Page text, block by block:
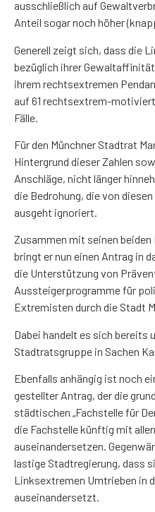
ausschließlich auf
Anteil sogar noch höher
Generell zeigt sich, dass die
bezüglich ihrer
ihrem rechtsextremen
auf 61 rechtsextrem-
Fälle.
Für den Münchner Stadtrat
Hintergrund dieser Zahlen
Anschläge, nicht länger
die Bedrohung, die von
ausgeht ignoriert.
Zusammen mit seinen
bringt er nun einen Antrag in
die Unterstützung von
Aussteigerprogramme für
Extremisten durch die Stadt
Dabei handelt es sich bereits
Stadtratsgruppe in Sachen
Ebenfalls anhängig ist noch
gestellter Antrag, der die
städtischen „Fachstelle für
die Fachstelle künftig mit
auseinandersetzen.
lastige Stadtregierung, dass
Linksextremen Umtrieben in
auseinandersetzt.